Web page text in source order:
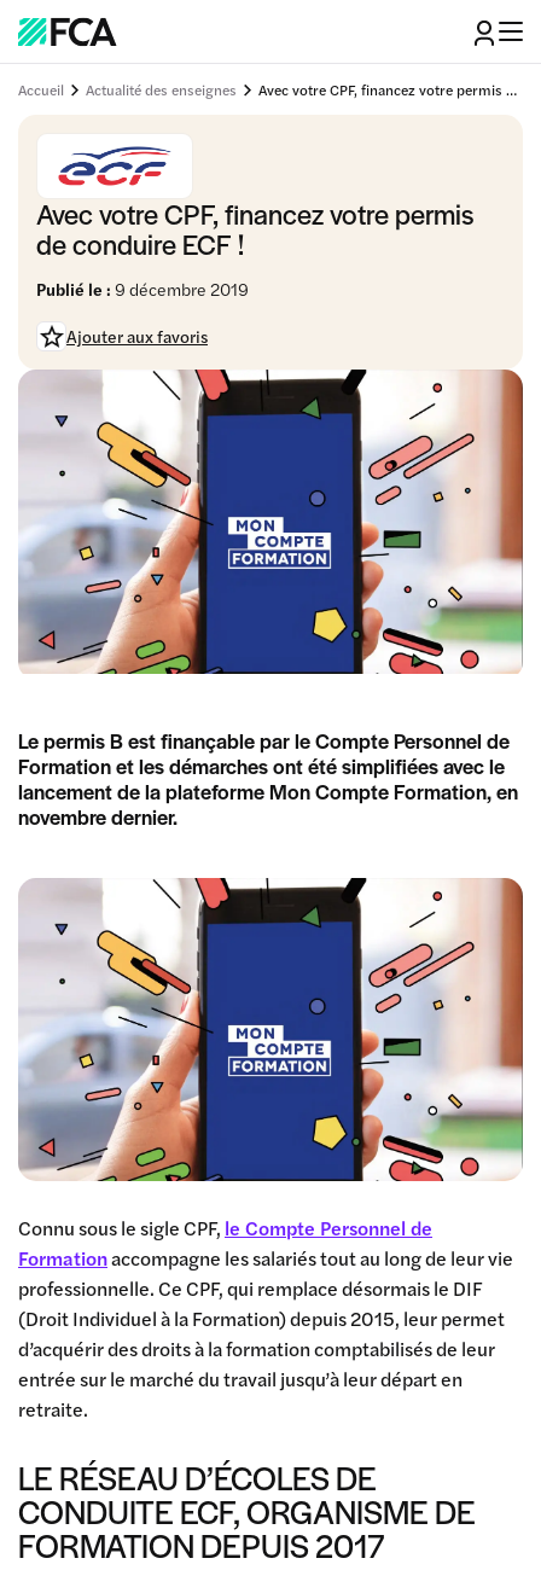
Accueil Actualité des enseignes Avec votre CPF, financez votre permis de conduire ECF !
Avec votre CPF, financez votre permis
de conduire ECF !
Publié le : 9 décembre 2019
Ajouter aux favoris
Le permis B est finançable par le Compte Personnel de
Formation et les démarches ont été simplifiées avec le
lancement de la plateforme Mon Compte Formation, en
novembre dernier.
Connu sous le sigle CPF, le Compte Personnel de
Formationaccompagne les salariés tout au long de leur vie
professionnelle. Ce CPF, qui remplace désormais le DIF
(Droit Individuel à la Formation) depuis 2015, leur permet
d’acquérir des droits à la formation comptabilisés de leur
entrée sur le marché du travail jusqu’à leur départ en
retraite.
LE RÉSEAU D’ÉCOLES DE
CONDUITE ECF, ORGANISME DE
FORMATION DEPUIS 2017